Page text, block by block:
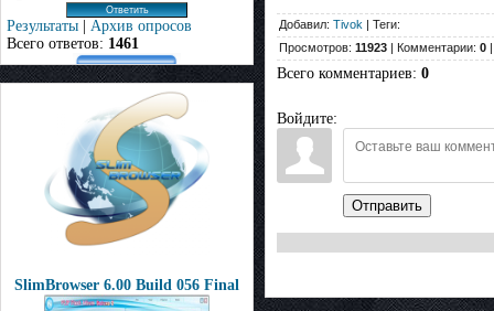
Результаты | Архив опросов
Всего ответов: 1461
SlimBrowser 6.00 Build 056 Final
Добавил: Tivok | Теги:
Просмотров: 11923 | Комментарии: 0
Всего комментариев: 0
Войдите:
Отправить